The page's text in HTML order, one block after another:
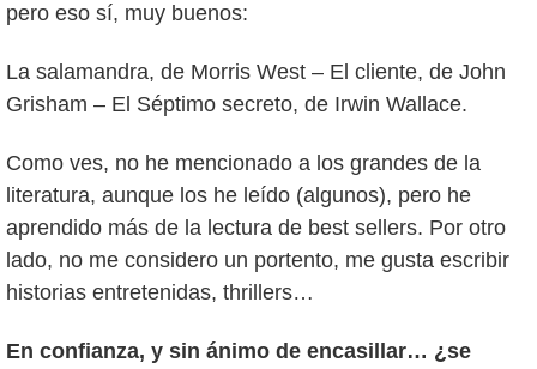
pero eso sí, muy buenos:
La salamandra, de Morris West – El cliente, de John
Grisham – El Séptimo secreto, de Irwin Wallace.
Como ves, no he mencionado a los grandes de la
literatura, aunque los he leído (algunos), pero he
aprendido más de la lectura de best sellers. Por otro
lado, no me considero un portento, me gusta escribir
historias entretenidas, thrillers…
En confianza, y sin ánimo de encasillar… ¿se